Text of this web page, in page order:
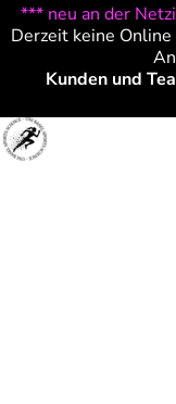
*** neu an der
Derzeit keine
Kunden und